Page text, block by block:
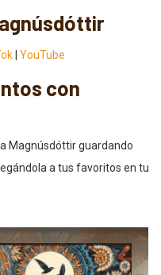
YouTube
con
Magnúsdóttir guardando
a tus favoritos en tu